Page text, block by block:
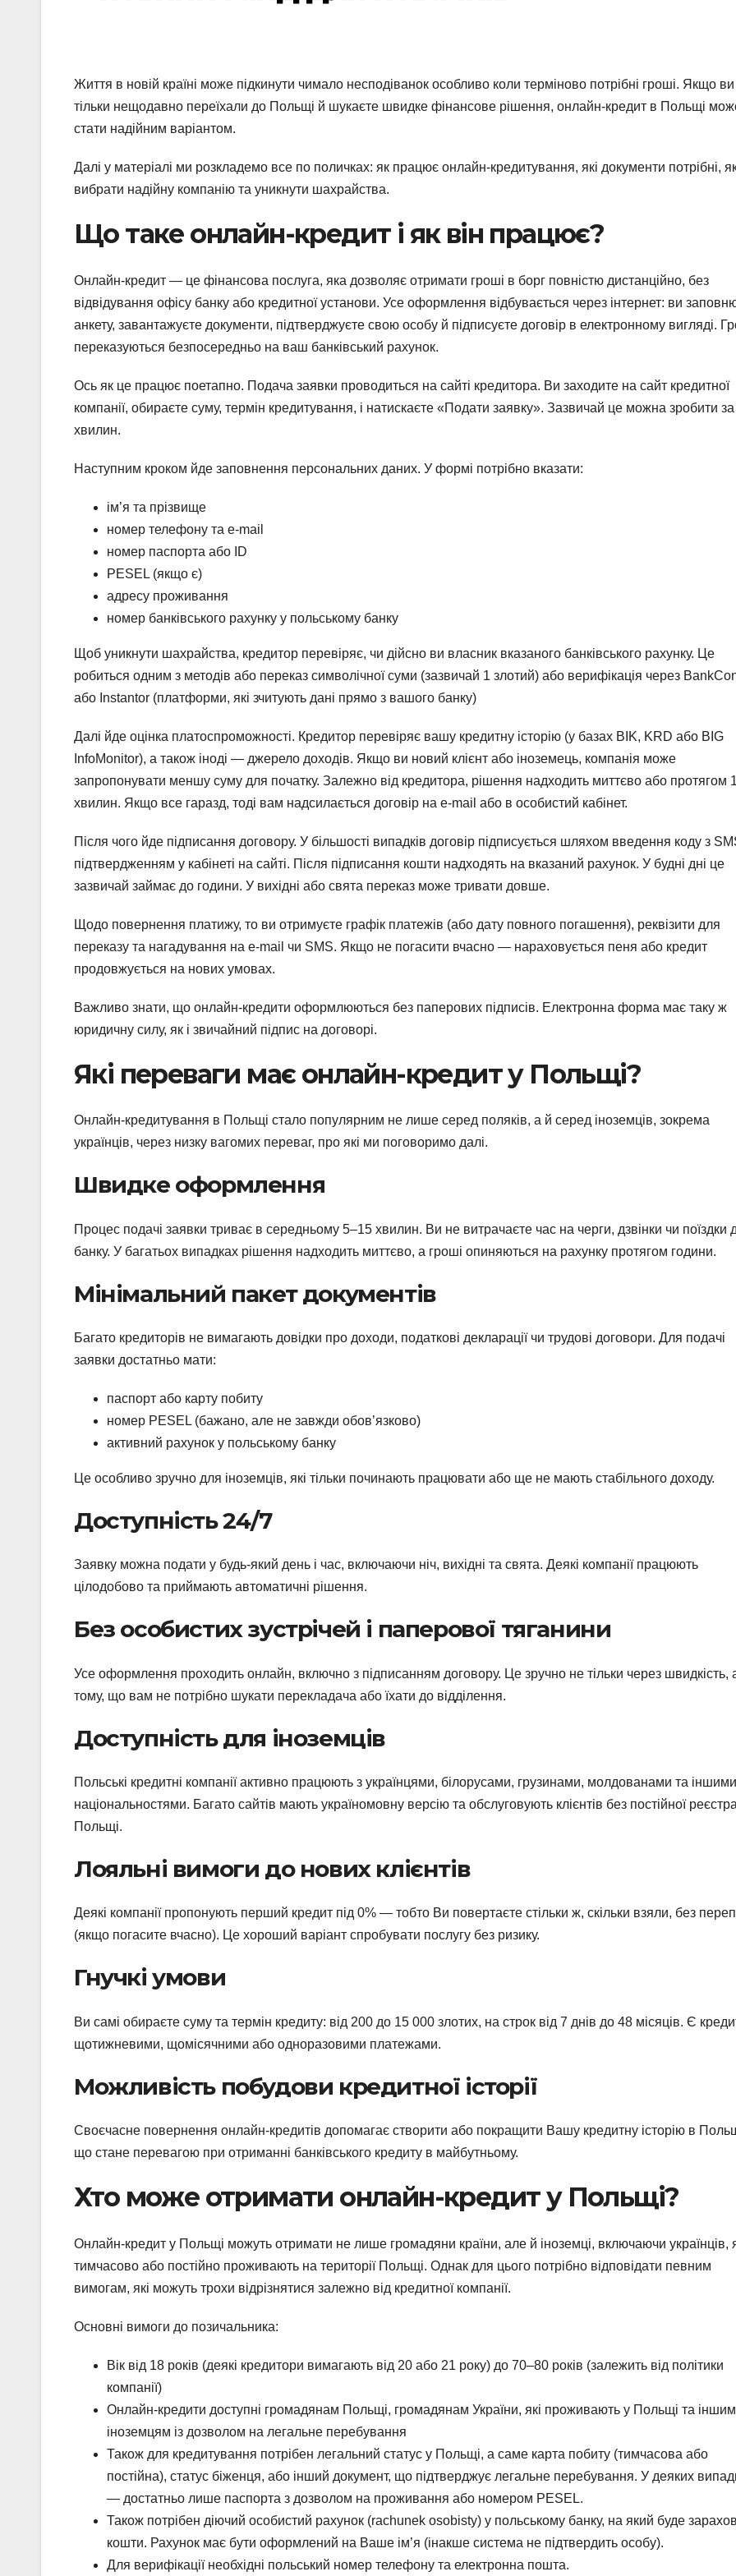
Життя в новій країні може підкинути чимало несподіванок особливо коли терміново потрібні гроші. Якщо ви
тільки нещодавно переїхали до Польщі й шукаєте швидке фінансове рішення, онлайн-кредит в Польщі
стати надійним варіантом.
Далі у матеріалі ми розкладемо все по поличках: як працює онлайн-кредитування, які документи потрібні,
вибрати надійну компанію та уникнути шахрайства.
Що таке онлайн-кредит і як він працює?
Онлайн-кредит — це фінансова послуга, яка дозволяє отримати гроші в борг повністю дистанційно, без
відвідування офісу банку або кредитної установи. Усе оформлення відбувається через інтернет: ви
анкету, завантажуєте документи, підтверджуєте свою особу й підписуєте договір в електронному вигляді.
переказуються безпосередньо на ваш банківський рахунок.
Ось як це працює поетапно. Подача заявки проводиться на сайті кредитора. Ви заходите на сайт кредитної
компанії, обираєте суму, термін кредитування, і натискаєте «Подати заявку». Зазвичай це можна зробити
хвилин.
Наступним кроком йде заповнення персональних даних. У формі потрібно вказати:
ім’я та прізвище
номер телефону та e-mail
номер паспорта або ID
PESEL (якщо є)
адресу проживання
номер банківського рахунку у польському банку
Щоб уникнути шахрайства, кредитор перевіряє, чи дійсно ви власник вказаного банківського рахунку. Це
робиться одним з методів або переказ символічної суми (зазвичай 1 злотий) або верифікація через
або Instantor (платформи, які зчитують дані прямо з вашого банку)
Далі йде оцінка платоспроможності. Кредитор перевіряє вашу кредитну історію (у базах BIK, KRD або BIG
InfoMonitor), а також іноді — джерело доходів. Якщо ви новий клієнт або іноземець, компанія може
запропонувати меншу суму для початку. Залежно від кредитора, рішення надходить миттєво або протягом
хвилин. Якщо все гаразд, тоді вам надсилається договір на e-mail або в особистий кабінет.
Після чого йде підписання договору. У більшості випадків договір підписується шляхом введення коду з
підтвердженням у кабінеті на сайті. Після підписання кошти надходять на вказаний рахунок. У будні дні це
зазвичай займає до години. У вихідні або свята переказ може тривати довше.
Щодо повернення платижу, то ви отримуєте графік платежів (або дату повного погашення), реквізити для
переказу та нагадування на e-mail чи SMS. Якщо не погасити вчасно — нараховується пеня або кредит
продовжується на нових умовах.
Важливо знати, що онлайн-кредити оформлюються без паперових підписів. Електронна форма має таку ж
юридичну силу, як і звичайний підпис на договорі.
Які переваги має онлайн-кредит у Польщі?
Онлайн-кредитування в Польщі стало популярним не лише серед поляків, а й серед іноземців, зокрема
українців, через низку вагомих переваг, про які ми поговоримо далі.
Швидке оформлення
Процес подачі заявки триває в середньому 5–15 хвилин. Ви не витрачаєте час на черги, дзвінки чи поїздки
банку. У багатьох випадках рішення надходить миттєво, а гроші опиняються на рахунку протягом години.
Мінімальний пакет документів
Багато кредиторів не вимагають довідки про доходи, податкові декларації чи трудові договори. Для подачі
заявки достатньо мати:
паспорт або карту побиту
номер PESEL (бажано, але не завжди обов’язково)
активний рахунок у польському банку
Це особливо зручно для іноземців, які тільки починають працювати або ще не мають стабільного доходу.
Доступність 24/7
Заявку можна подати у будь-який день і час, включаючи ніч, вихідні та свята. Деякі компанії працюють
цілодобово та приймають автоматичні рішення.
Без особистих зустрічей і паперової тяганини
Усе оформлення проходить онлайн, включно з підписанням договору. Це зручно не тільки через швидкість,
тому, що вам не потрібно шукати перекладача або їхати до відділення.
Доступність для іноземців
Польські кредитні компанії активно працюють з українцями, білорусами, грузинами, молдованами та іншими
національностями. Багато сайтів мають україномовну версію та обслуговують клієнтів без постійної
Польщі.
Лояльні вимоги до нових клієнтів
Деякі компанії пропонують перший кредит під 0% — тобто Ви повертаєте стільки ж, скільки взяли, без
(якщо погасите вчасно). Це хороший варіант спробувати послугу без ризику.
Гнучкі умови
Ви самі обираєте суму та термін кредиту: від 200 до 15 000 злотих, на строк від 7 днів до 48 місяців. Є
щотижневими, щомісячними або одноразовими платежами.
Можливість побудови кредитної історії
Своєчасне повернення онлайн-кредитів допомагає створити або покращити Вашу кредитну історію в
що стане перевагою при отриманні банківського кредиту в майбутньому.
Хто може отримати онлайн-кредит у Польщі?
Онлайн-кредит у Польщі можуть отримати не лише громадяни країни, але й іноземці, включаючи українців,
тимчасово або постійно проживають на території Польщі. Однак для цього потрібно відповідати певним
вимогам, які можуть трохи відрізнятися залежно від кредитної компанії.
Основні вимоги до позичальника:
Вік від 18 років (деякі кредитори вимагають від 20 або 21 року) до 70–80 років (залежить від політики
компанії)
Онлайн-кредити доступні громадянам Польщі, громадянам України, які проживають у Польщі та іншим
іноземцям із дозволом на легальне перебування
Також для кредитування потрібен легальний статус у Польщі, а саме карта побиту (тимчасова або
постійна), статус біженця, або інший документ, що підтверджує легальне перебування. У деяких
— достатньо лише паспорта з дозволом на проживання або номером PESEL.
Також потрібен діючий особистий рахунок (rachunek osobisty) у польському банку, на який буде
кошти. Рахунок має бути оформлений на Ваше ім’я (інакше система не підтвердить особу).
Для верифікації необхідні польський номер телефону та електронна пошта.